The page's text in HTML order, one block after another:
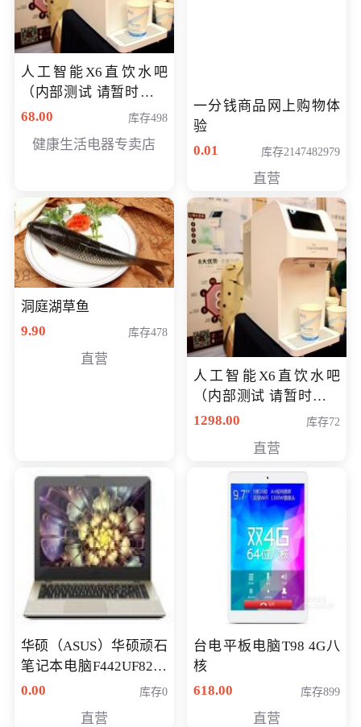
人工智能X6直饮水吧
（内部测试 请暂时不要
购买）
68.00 库存498
健康生活电器专卖店
一分钱商品网上购物体
验
0.01
库存2147482979
直营
洞庭湖草鱼
9.90
库存478
直营
人工智能X6直饮水吧
（内部测试 请暂时不要
购买）
1298.00 库存72
直营
华硕（ASUS）华硕顽石
笔记本电脑F442UF8250
八代独显轻薄办公商务
0.00 库存0
直营
台电平板电脑T98 4G八
核
618.00
库存899
直营